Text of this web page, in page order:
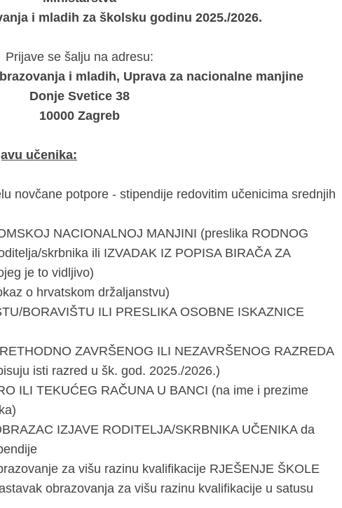
i mladih za školsku godinu 2025./2026.
Prijave se šalju na adresu:
i mladih, Uprava za nacionalne manjine
Donje Svetice 38
10000 Zagreb
učenika:
novčane potpore - stipendije redovitim učenicima srednjih
NACIONALNOJ MANJINI (preslika RODNOG
skrbnika ili IZVADAK IZ POPISA BIRAČA ZA
je to vidljivo)
o hrvatskom držaljanstvu)
BORAVIŠTU ILI PRESLIKA OSOBNE ISKAZNICE
ZAVRŠENOG ILI NEZAVRŠENOG RAZREDA
isti razred u šk. god. 2025./2026.)
ILI TEKUĆEG RAČUNA U BANCI (na ime i prezime
IZJAVE RODITELJA/SKRBNIKA UČENIKA da
za višu razinu kvalifikacije RJEŠENJE ŠKOLE
obrazovanja za višu razinu kvalifikacije u satusu